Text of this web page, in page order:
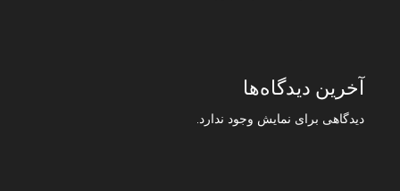
آخرین دیدگاه‌ها
دیدگاهی برای نمایش وجود ندارد.